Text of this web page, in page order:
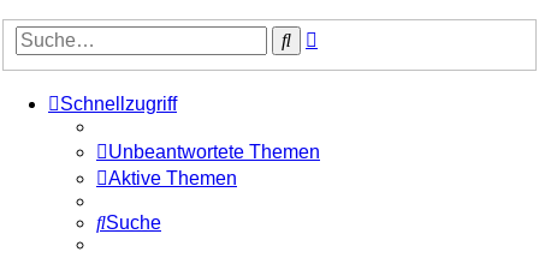
Suche
Schnellzugriff
Unbeantwortete Themen
Aktive Themen
Suche